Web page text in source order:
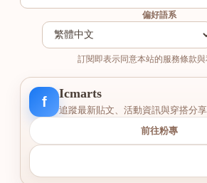
偏好語系
訂閱即表示同意本站的服務條款
f
Icmarts
追蹤最新貼文、活動資訊與穿搭分享
前往粉專